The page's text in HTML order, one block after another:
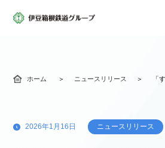
ホーム ニュースリリース 「
2026年1月16日 ニュースリリース